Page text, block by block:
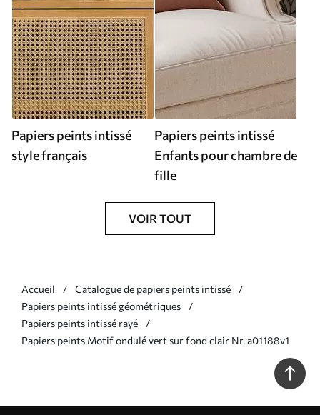
Papiers peints intissé
style français
Papiers peints intissé
Enfants pour chambre de
fille
VOIR TOUT
Accueil
Catalogue de papiers peints intissé
Papiers peints intissé géométriques
Papiers peints intissé rayé
Papiers peints Motif ondulé vert sur fond clair Nr. a01188v1